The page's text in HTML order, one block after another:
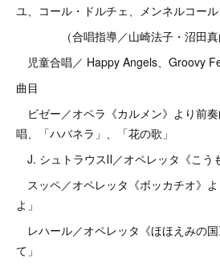
ユ、コール・ドルチェ、メンネルコー
（合唱指導／山崎法子・沼田真由
児童合唱／ Happy Angels、Groovy
曲目
ビゼー／オペラ《カルメン》より前
唱、「ハバネラ」、「花の歌」
J. シュトラウスⅡ／オペレッタ《こう
スッペ／オペレッタ《ボッカチオ》
よ」
レハール／オペレッタ《ほほえみの
て」